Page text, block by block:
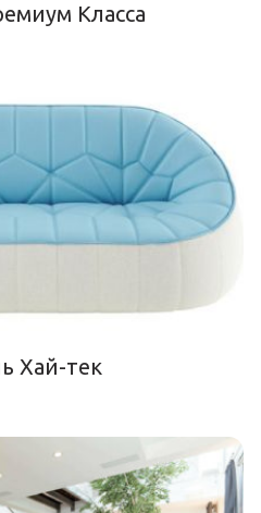
Класса
Хай-тек